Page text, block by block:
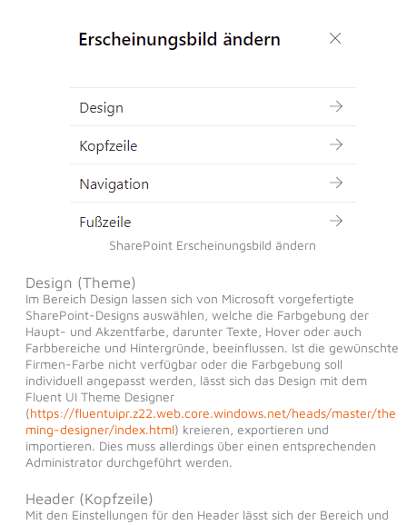
SharePoint Erscheinungsbild ändern
Design (Theme)
Im Bereich Design lassen sich von Microsoft vorgefertigte
SharePoint-Designs auswählen, welche die Farbgebung der
Haupt- und Akzentfarbe, darunter Texte, Hover oder auch
Farbbereiche und Hintergründe, beeinflussen. Ist die gewünschte
Firmen-Farbe nicht verfügbar oder die Farbgebung soll
individuell angepasst werden, lässt sich das Design mit dem
Fluent UI Theme Designer
(https://fluentuipr.z22.web.core.windows.net/heads/master/the
ming-designer/index.html) kreieren, exportieren und
importieren. Dies muss allerdings über einen entsprechenden
Administrator durchgeführt werden.
Header (Kopfzeile)
Mit den Einstellungen für den Header lässt sich der Bereich und